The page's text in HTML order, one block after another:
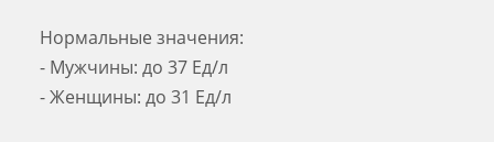
Нормальные значения:
- Мужчины: до 37 Ед/л
- Женщины: до 31 Ед/л